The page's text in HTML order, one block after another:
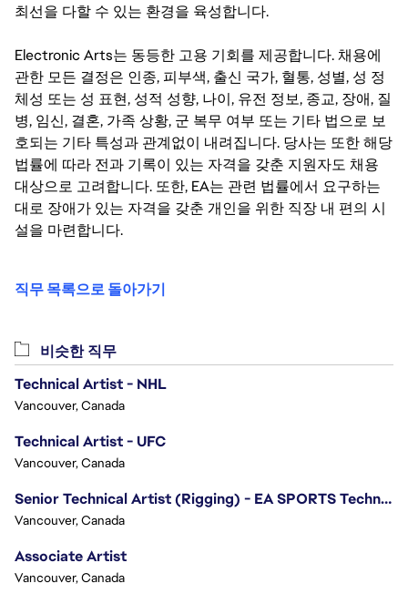
최선을 다할 수 있는 환경을 육성합니다.
Electronic Arts는 동등한 고용 기회를 제공합니다. 채용에
관한 모든 결정은 인종, 피부색, 출신 국가, 혈통, 성별, 성 정
체성 또는 성 표현, 성적 성향, 나이, 유전 정보, 종교, 장애, 질
병, 임신, 결혼, 가족 상황, 군 복무 여부 또는 기타 법으로 보
호되는 기타 특성과 관계없이 내려집니다. 당사는 또한 해당
법률에 따라 전과 기록이 있는 자격을 갖춘 지원자도 채용
대상으로 고려합니다. 또한, EA는 관련 법률에서 요구하는
대로 장애가 있는 자격을 갖춘 개인을 위한 직장 내 편의 시
설을 마련합니다.
직무 목록으로 돌아가기
비슷한 직무
Technical Artist - NHL
Vancouver, Canada
Technical Artist - UFC
Vancouver, Canada
Senior Technical Artist (Rigging) - EA SPORTS Technology
Vancouver, Canada
Associate Artist
Vancouver, Canada